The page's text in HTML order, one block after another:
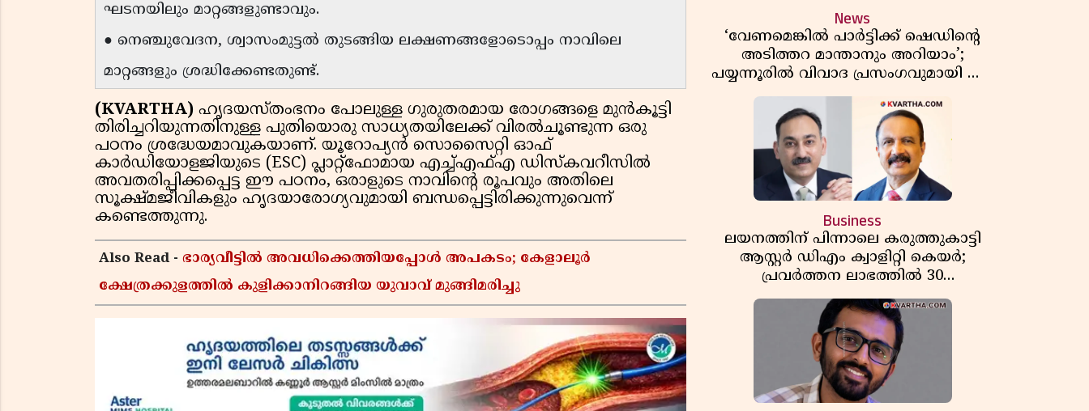
ഘടനയിലും മാറ്റങ്ങളുണ്ടാവും.
● നെഞ്ചുവേദന, ശ്വാസംമുട്ടൽ തുടങ്ങിയ ലക്ഷണങ്ങളോടൊപ്പം നാവിലെ
മാറ്റങ്ങളും ശ്രദ്ധിക്കേണ്ടതുണ്ട്.
(KVARTHA) ഹൃദയസ്തംഭനം പോലുള്ള ഗുരുതരമായ രോഗങ്ങളെ മുൻകൂട്ടി
തിരിച്ചറിയുന്നതിനുള്ള പുതിയൊരു സാധ്യതയിലേക്ക് വിരൽചൂണ്ടുന്ന ഒരു
പഠനം ശ്രദ്ധേയമാവുകയാണ്. യൂറോപ്യൻ സൊസൈറ്റി ഓഫ്
കാർഡിയോളജിയുടെ (ESC) പ്ലാറ്റ്‌ഫോമായ എച്ച്എഫ്എ ഡിസ്‌കവറീസിൽ
അവതരിപ്പിക്കപ്പെട്ട ഈ പഠനം, ഒരാളുടെ നാവിൻ്റെ രൂപവും അതിലെ
സൂക്ഷ്മജീവികളും ഹൃദയാരോഗ്യവുമായി ബന്ധപ്പെട്ടിരിക്കുന്നുവെന്ന്
കണ്ടെത്തുന്നു.
Also Read - ഭാര്യവീട്ടിൽ അവധിക്കെത്തിയപ്പോൾ അപകടം; കേളാലൂർ
ക്ഷേത്രക്കുളത്തിൽ കുളിക്കാനിറങ്ങിയ യുവാവ് മുങ്ങിമരിച്ചു
News
‘വേണമെങ്കിൽ പാർട്ടിക്ക് ഷെഡിൻ്റെ
അടിത്തറ മാന്താനും അറിയാം’;
പയ്യന്നൂരിൽ വിവാദ പ്രസംഗവുമായി കെ
കെ രാഗേഷ്
Business
ലയനത്തിന് പിന്നാലെ കരുത്തുകാട്ടി
ആസ്റ്റർ ഡിഎം ക്വാളിറ്റി കെയർ;
പ്രവർത്തന ലാഭത്തിൽ 30
ശതമാനത്തിൻ്റെ വളർച്ച,
വരുമാനത്തിലും ലാഭത്തിലും വൻ
കുതിപ്പ് രേഖപ്പെടുത്തി ആദ്യ പാദ
റിപ്പോർട്ട് പുറത്ത്